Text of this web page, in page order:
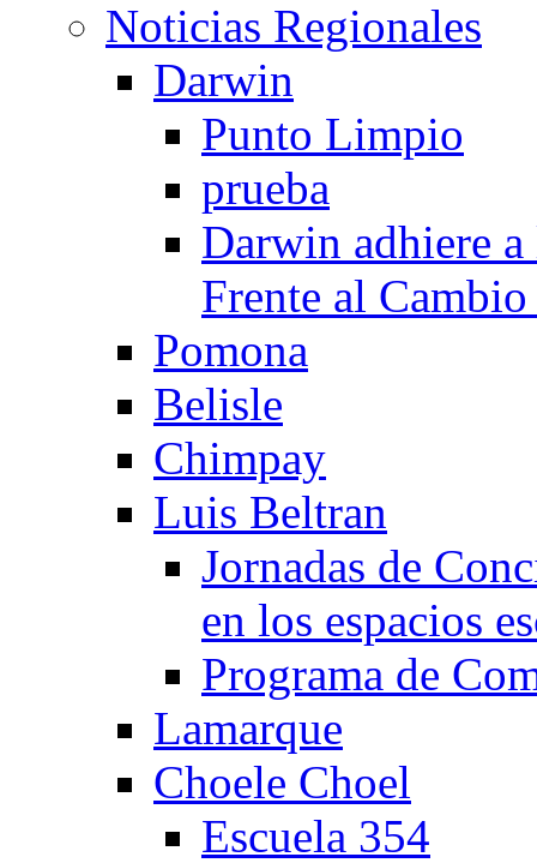
Noticias Regionales
Darwin
Punto Limpio
prueba
Darwin adhiere
Frente al
Pomona
Belisle
Chimpay
Luis Beltran
Jornadas de
en los espacios
Programa de
Lamarque
Choele Choel
Escuela 354